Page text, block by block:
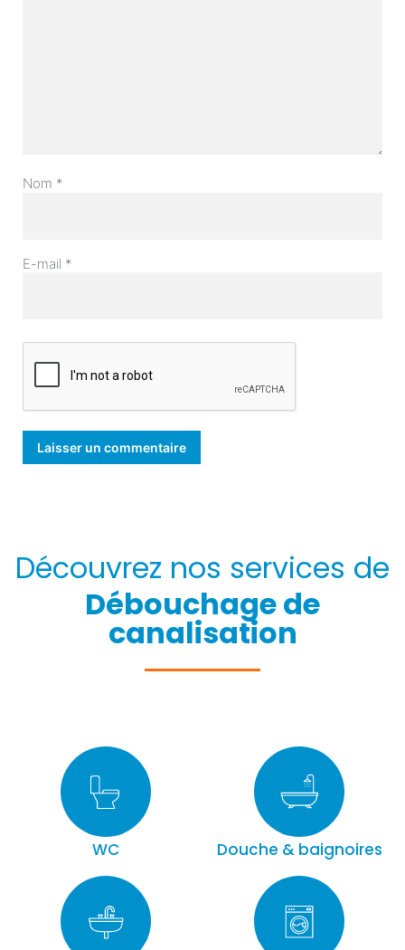
Nom *
E-mail *
Découvrez nos services de
Débouchage de
canalisation
WC Douche & baignoires